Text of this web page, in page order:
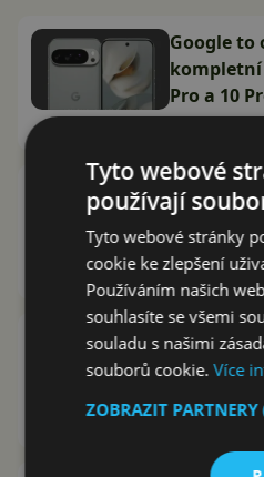
Google to
kompletní
Pro a 10
vylepšil
Pavlína Čížková
Aplikace
problém
Pavlína Čížková
Tyto webové
používají
Tyto webové stránky
cookie ke zlepšení
Používáním našich
souhlasíte se všemi
souladu s našimi
souborů cookie.Více
ZOBRAZIT PARTNERY